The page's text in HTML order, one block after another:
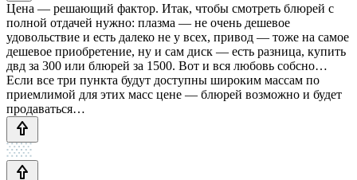
Цена — решающий фактор. Итак, чтобы смотреть блюрей с
полной отдачей нужно: плазма — не очень дешевое
удовольствие и есть далеко не у всех, привод — тоже на самое
дешевое приобретение, ну и сам диск — есть разница, купить
двд за 300 или блюрей за 1500. Вот и вся любовь собсно…
Если все три пункта будут доступны широким массам по
приемлимой для этих масс цене — блюрей возможно и будет
продаваться…